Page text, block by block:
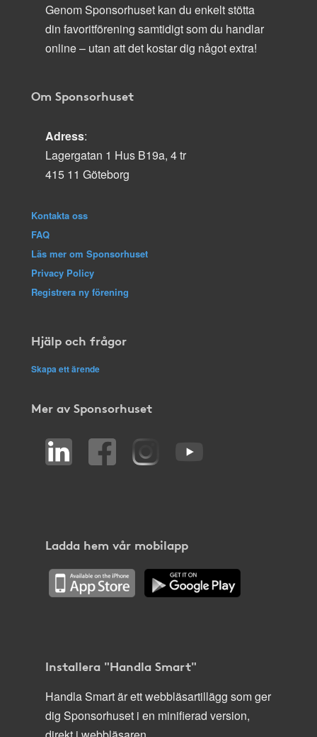
Genom Sponsorhuset kan du enkelt stötta
din favoritförening samtidigt som du handlar
online – utan att det kostar dig något extra!
Om Sponsorhuset
Adress:
Lagergatan 1 Hus B19a, 4 tr
415 11 Göteborg
Kontakta oss
FAQ
Läs mer om Sponsorhuset
Privacy Policy
Registrera ny förening
Hjälp och frågor
Skapa ett ärende
Mer av Sponsorhuset
Ladda hem vår mobilapp
Installera "Handla Smart"
Handla Smart är ett webbläsartillägg som ger
dig Sponsorhuset i en minifierad version,